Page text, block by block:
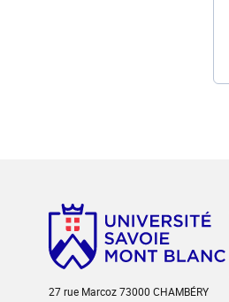
27 rue Marcoz 73000 CHAMBÉRY